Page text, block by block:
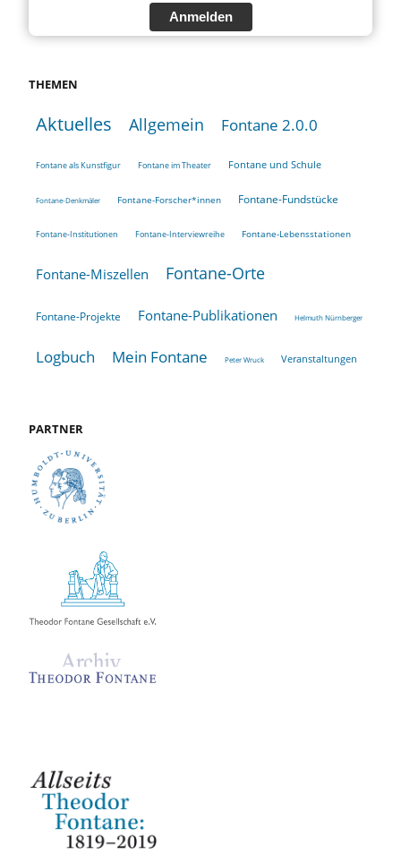
Anmelden
THEMEN
Aktuelles Allgemein Fontane 2.0.0
Fontane als Kunstfigur Fontane im Theater Fontane und Schule
Fontane-Denkmäler Fontane-Forscher*innen Fontane-Fundstücke
Fontane-Institutionen Fontane-Interviewreihe Fontane-Lebensstationen
Fontane-Miszellen Fontane-Orte
Fontane-Projekte Fontane-Publikationen Helmuth Nürnberger
Logbuch Mein Fontane Peter Wruck Veranstaltungen
PARTNER